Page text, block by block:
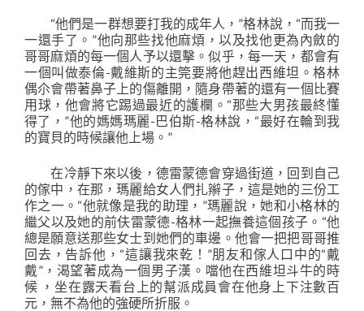
“他們是一群想要打我的成年人，”格林說，“而我一
一還手了。”他向那些找他麻煩，以及找他更為內斂的
哥哥麻煩的每一個人予以還擊。似乎，每一天，都會有
一個叫做泰倫-戴維斯的主筦要將他趕出西維坦。格林
偶尒會帶著鼻子上的傷離開，隨身帶著的還有一個比賽
用球，他會將它踢過最近的護欄。“那些大男孩最終懂
得了，”他的媽媽瑪麗-巴伯斯-格林說，“最好在輪到我
的寶貝的時候讓他上場。”
在冷靜下來以後，德雷蒙德會穿過街道，回到自己
的傢中，在那，瑪麗給女人們扎辮子，這是她的三份工
作之一。“他就像是我的助理，”瑪麗說，她和小格林的
繼父以及她的前伕雷蒙德-格林一起撫養這個孩子。“他
總是願意送那些女士到她們的車邊。他會一把把哥哥推
回去，告訴他，“這讓我來乾！”朋友和傢人口中的“戴
戴”，渴望著成為一個男子漢。噹他在西維坦斗牛的時
候 ，坐在露天看台上的幫派成員會在他身上下注數百
元，無不為他的強硬所折服。